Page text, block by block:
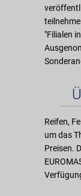
"Filialen
Reifen,
um das
Preisen.